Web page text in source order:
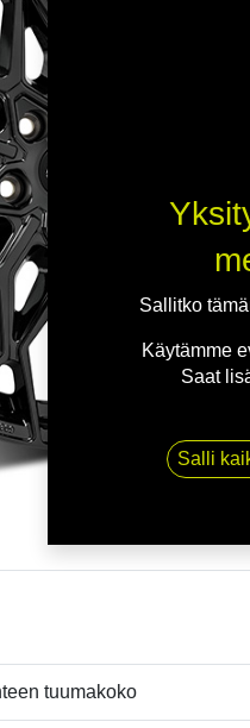
tuumakoko
Sallitko
Käytämme
Saat
Salli